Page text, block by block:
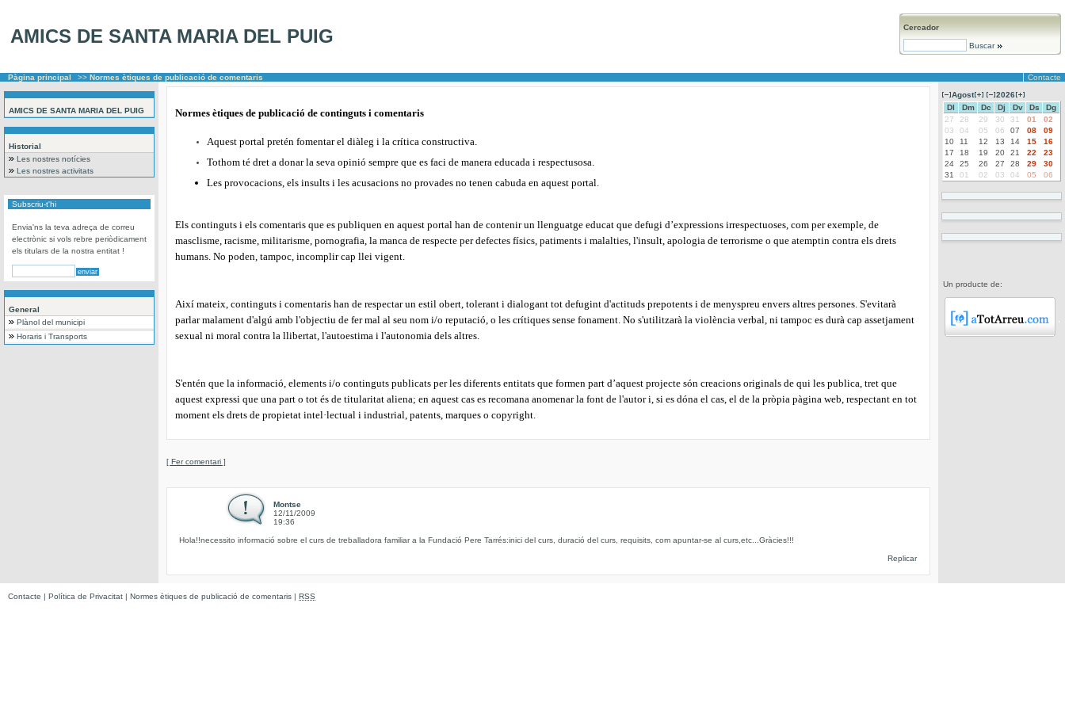
AMICS DE SANTA MARIA DEL PUIG Cercador
Buscar
Pàgina principal >> Normes ètiques de publicació de comentaris Contacte
AMICS DE SANTA MARIA DEL PUIG
Historial
Les nostres notícies
Les nostres activitats
Subscriu-t'hi
Envia'ns la teva adreça de correu
electrònic si vols rebre periòdicament
els titulars de la nostra entitat !
General
Plànol del municipi
Horaris i Transports
Normes ètiques de publicació de continguts i comentaris
Aquest portal pretén fomentar el diàleg i la crítica constructiva.
Tothom té dret a donar la seva opinió sempre que es faci de manera educada i respectusosa.
Les provocacions, els insults i les acusacions no provades no tenen cabuda en aquest portal.
Els continguts i els comentaris que es publiquen en aquest portal han de contenir un llenguatge educat que defugi d’expressions irrespectuoses, com per exemple, de
masclisme, racisme, militarisme, pornografia, la manca de respecte per defectes físics, patiments i malalties, l'insult, apologia de terrorisme o que atemptin contra els drets
humans. No poden, tampoc, incomplir cap llei vigent.
Així mateix, continguts i comentaris han de respectar un estil obert, tolerant i dialogant tot defugint d'actituds prepotents i de menyspreu envers altres persones. S'evitarà
parlar malament d'algú amb l'objectiu de fer mal al seu nom i/o reputació, o les crítiques sense fonament. No s'utilitzarà la violència verbal, ni tampoc es durà cap assetjament
sexual ni moral contra la llibertat, l'autoestima i l'autonomia dels altres.
S'entén que la informació, elements i/o continguts publicats per les diferents entitats que formen part d’aquest projecte són creacions originals de qui les publica, tret que
aquest expressi que una part o tot és de titularitat aliena; en aquest cas es recomana anomenar la font de l'autor i, si es dóna el cas, el de la pròpia pàgina web, respectant en tot
moment els drets de propietat intel·lectual i industrial, patents, marques o copyright.
[ Fer comentari ]
Montse
12/11/2009
19:36
Hola!!necessito informació sobre el curs de treballadora familiar a la Fundació Pere Tarrés:inici del curs, duració del curs, requisits, com apuntar-se al curs,etc...Gràcies!!!
Replicar
Agost
2026
Dl
Dm Dc Dj Dv Ds
Dg
27
28 29 30 31 01
02
03
04 05 06 07 08
09
10
11 12 13 14 15
16
17
18 19 20 21 22
23
24
25 26 27 28 29
30
31
01 02 03 04 05 06
Un producte de:
Contacte | Política de Privacitat | Normes ètiques de publicació de comentaris | RSS